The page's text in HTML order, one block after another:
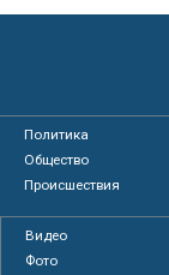
Политика
Общество
Происшествия
Видео
Фото